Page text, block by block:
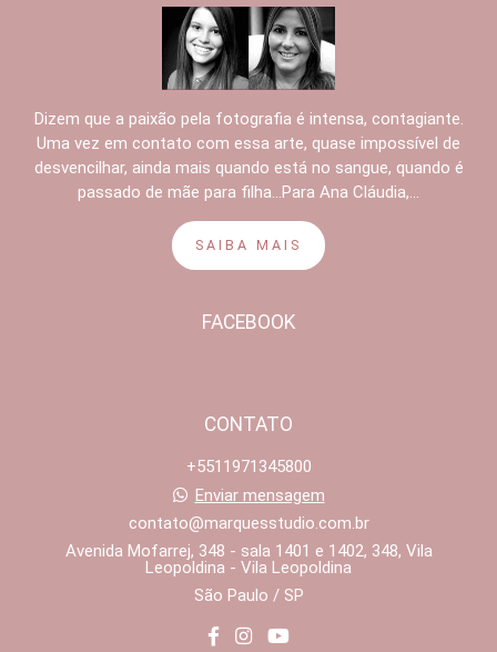
Dizem que a paixão pela fotografia é intensa, contagiante.
Uma vez em contato com essa arte, quase impossível de
desvencilhar, ainda mais quando está no sangue, quando é
passado de mãe para filha...Para Ana Cláudia,...
SAIBA MAIS
FACEBOOK
CONTATO
+5511971345800
Enviar mensagem
contato@marquesstudio.com.br
Avenida Mofarrej, 348 - sala 1401 e 1402, 348, Vila
Leopoldina - Vila Leopoldina
São Paulo / SP